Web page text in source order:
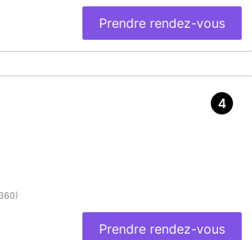
Prendre rendez-vous
Prendre rendez-vous
4